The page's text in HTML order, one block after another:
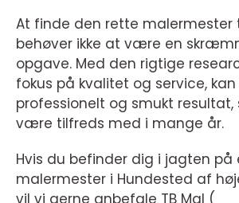
At finde den rette malermester
behøver ikke at være en
opgave. Med den rigtige
fokus på kvalitet og service,
professionelt og smukt resultat,
være tilfreds med i mange år.
Hvis du befinder dig i jagten på
malermester i Hundested af